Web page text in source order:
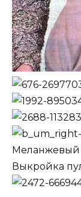
Меланжевый
Выкройка